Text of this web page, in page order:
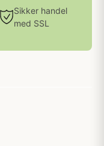
Sikker handel
med SSL